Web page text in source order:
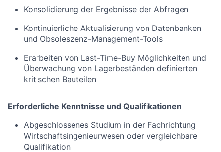
Konsolidierung der Ergebnisse der Abfragen
Kontinuierliche Aktualisierung von Datenbanken
und Obsoleszenz-Management-Tools
Erarbeiten von Last-Time-Buy Möglichkeiten und
Überwachung von Lagerbeständen definierten
kritischen Bauteilen
Erforderliche Kenntnisse und Qualifikationen
Abgeschlossenes Studium in der Fachrichtung
Wirtschaftsingenieurwesen oder vergleichbare
Qualifikation